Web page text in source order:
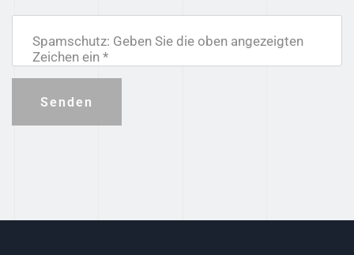
Spamschutz: Geben Sie die oben angezeigten
Zeichen ein *
Senden